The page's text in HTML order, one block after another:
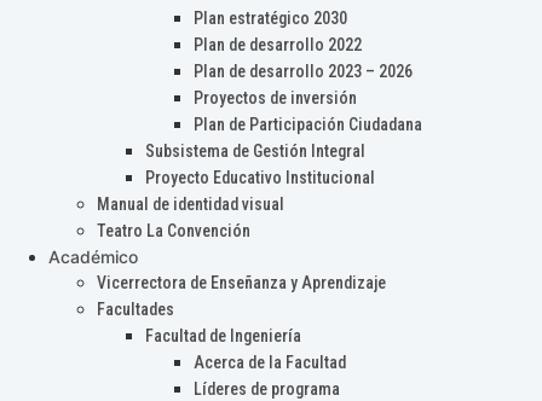
Plan estratégico 2030
Plan de desarrollo 2022
Plan de desarrollo 2023 – 2026
Proyectos de inversión
Plan de Participación Ciudadana
Subsistema de Gestión Integral
Proyecto Educativo Institucional
Manual de identidad visual
Teatro La Convención
Académico
Vicerrectora de Enseñanza y Aprendizaje
Facultades
Facultad de Ingeniería
Acerca de la Facultad
Líderes de programa